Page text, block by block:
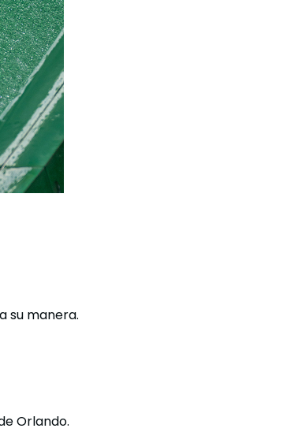
su manera.
Orlando.